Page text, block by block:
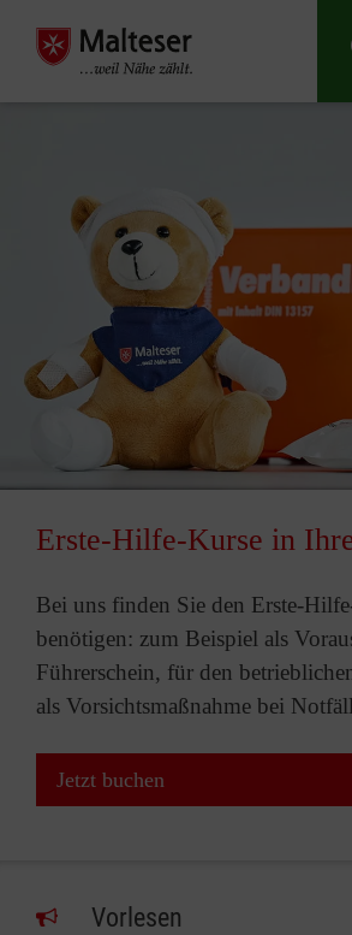
Erste-Hilfe-Kurse in
Bei uns finden Sie den Erste-
benötigen: zum Beispiel als
Führerschein, für den
als Vorsichtsmaßnahme bei
Jetzt buchen
Vorlesen